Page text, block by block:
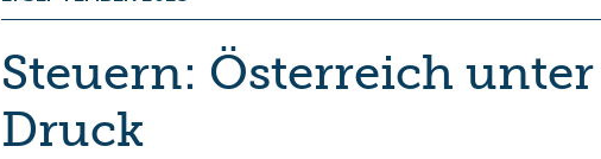
Steuern: Österreich unter
Druck